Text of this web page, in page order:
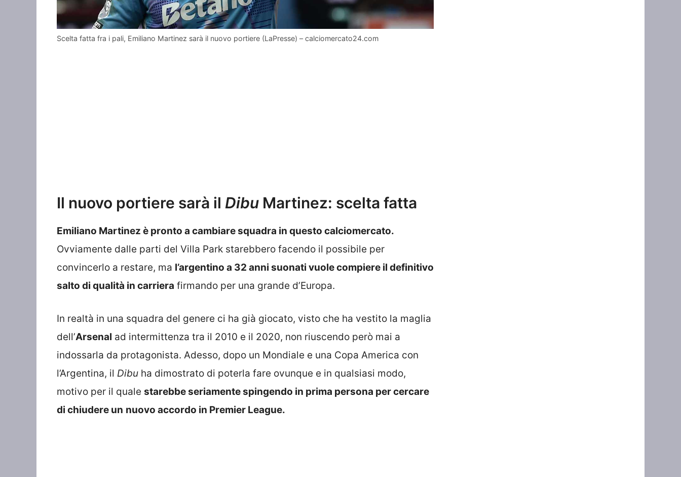
Scelta fatta fra i pali, Emiliano Martinez sarà il nuovo portiere (LaPresse) – calciomercato24.com
Il nuovo portiere sarà il Dibu Martinez: scelta fatta
Emiliano Martinez è pronto a cambiare squadra in questo calciomercato.
Ovviamente dalle parti del Villa Park starebbero facendo il possibile per
convincerlo a restare, ma l’argentino a 32 anni suonati vuole compiere il definitivo
salto di qualità in carriera firmando per una grande d’Europa.
In realtà in una squadra del genere ci ha già giocato, visto che ha vestito la maglia
dell’Arsenal ad intermittenza tra il 2010 e il 2020, non riuscendo però mai a
indossarla da protagonista. Adesso, dopo un Mondiale e una Copa America con
l’Argentina, il Dibu ha dimostrato di poterla fare ovunque e in qualsiasi modo,
motivo per il quale starebbe seriamente spingendo in prima persona per cercare
di chiudere un nuovo accordo in Premier League.